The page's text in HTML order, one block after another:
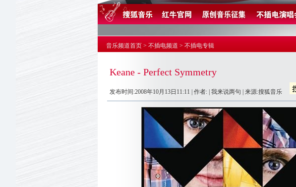
音乐频道首页 > 不插电频道 > 不插电专辑
Keane - Perfect Symmetry
发布时间:2008年10月13日11:11 | 作者: | 我来说两句 | 来源:搜狐音乐